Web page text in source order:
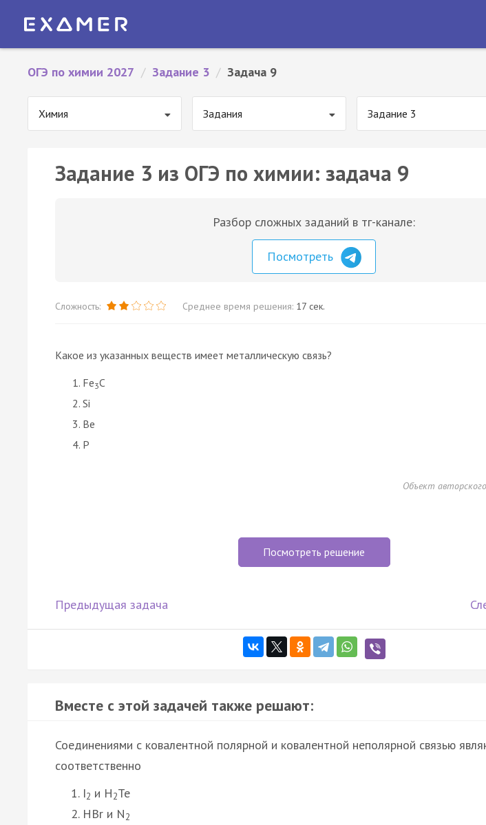
ОГЭ по химии 2027 / Задание 3 / Задача 9
Химия Задания Задание 3
Задание 3 из ОГЭ по химии: задача 9
Разбор сложных заданий в тг-канале:
Посмотреть
Сложность: Среднее время решения: 17 сек.
Какое из указанных веществ имеет металлическую связь?
Fe3C
Si
Be
P
Объект
Посмотреть решение
Предыдущая задача
Вместе с этой задачей также решают:
Соединениями с ковалентной полярной и ковалентной неполярной связью
соответственно
I2 и H2Te
HBr и N2